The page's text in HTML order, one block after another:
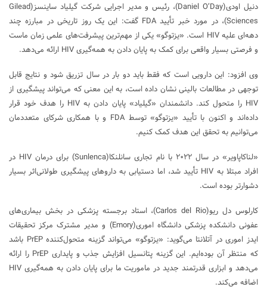
دنیل اودی(Daniel O’Day)، رئیس و مدیر اجرایی شرکت گیلیاد ساینسز(Gilead
Sciences)، در مورد خبر تأیید FDA گفت: این یک روز تاریخی در مبارزه چند
دهه‌ای علیه HIV است. «یزتوگو» یکی از مهم‌ترین پیشرفت‌های علمی زمان ماست
و فرصتی بسیار واقعی برای کمک به پایان دادن به همه‌گیری HIV ارائه می‌دهد.
وی افزود: این دارویی است که فقط باید دو بار در سال تزریق شود و نتایج قابل
توجهی در مطالعات بالینی نشان داده است، به این معنی که می‌تواند پیشگیری از
HIV را متحول کند. دانشمندان «گیلیاد» پایان دادن به HIV را هدف خود قرار
داده‌اند و اکنون با تأیید «یزتوگو» توسط FDA و با همکاری شرکای متعددمان
می‌توانیم به تحقق این هدف کمک کنیم.
«لناکاپاویر» در سال ۲۰۲۲ با نام تجاری سانلنکا(Sunlenca) برای درمان HIV در
افراد مبتلا به HIV تأیید شد، اما دستیابی به داروهای پیشگیری طولانی‌اثر بسیار
دشوارتر بوده است.
کارلوس دل ریو(Carlos del Rio)، استاد برجسته پزشکی در بخش بیماری‌های
عفونی دانشکده پزشکی دانشگاه اموری(Emory) و مدیر مشترک مرکز تحقیقات
ایدز اموری در آتلانتا می‌گوید: «یزتوگو» می‌تواند گزینه متحول‌کننده PrEP باشد
که منتظر آن بوده‌ایم. این گزینه پتانسیل افزایش جذب و پایداری PrEP را ارائه
می‌دهد و ابزاری قدرتمند جدید در ماموریت ما برای پایان دادن به همه‌گیری HIV
اضافه می‌کند.